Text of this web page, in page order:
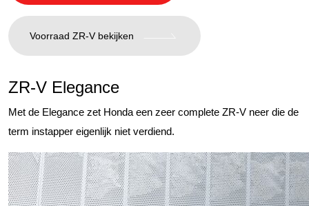
Voorraad ZR-V bekijken
ZR-V Elegance
Met de Elegance zet Honda een zeer complete ZR-V neer die de
term instapper eigenlijk niet verdiend.